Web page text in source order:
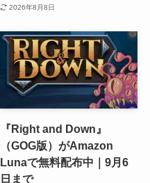
2026年8月8日
『Right and Down』
（GOG版）がAmazon
Lunaで無料配布中｜9月6
日まで